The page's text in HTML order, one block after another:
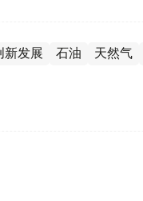
新发展 石油 天然气